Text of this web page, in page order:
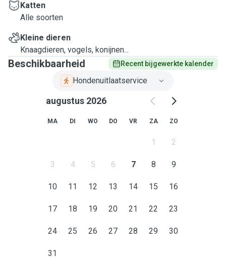
Katten
Alle soorten
Kleine dieren
Knaagdieren, vogels, konijnen...
Beschikbaarheid Recent bijgewerkte kalender
Hondenuitlaatservice
augustus 2026
MA DI WO DO VR ZA ZO
1 2
3 4 5 6 7 8 9
10 11 12 13 14 15 16
17 18 19 20 21 22 23
24 25 26 27 28 29 30
31